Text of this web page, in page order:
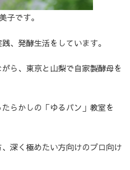
子です。
、発酵生活をしています。
ら、東京と山梨で自家製酵母を
らかしの「ゆるパン」教室を
深く極めたい方向けのプロ向け